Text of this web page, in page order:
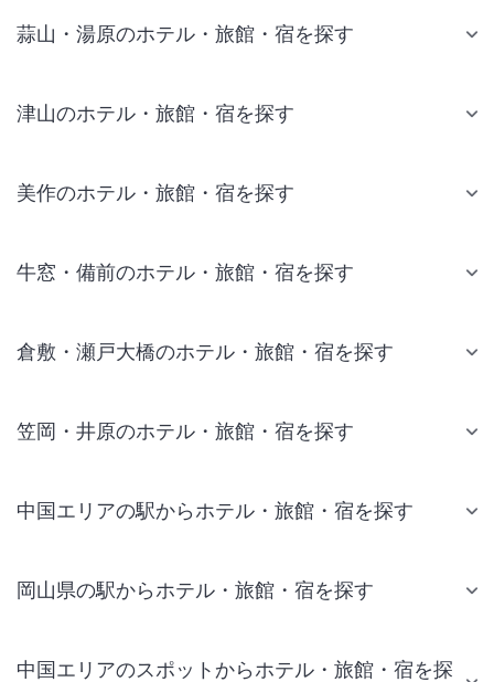
蒜山・湯原のホテル・旅館・宿を探す
津山のホテル・旅館・宿を探す
美作のホテル・旅館・宿を探す
牛窓・備前のホテル・旅館・宿を探す
倉敷・瀬戸大橋のホテル・旅館・宿を探す
笠岡・井原のホテル・旅館・宿を探す
中国エリアの駅からホテル・旅館・宿を探す
岡山県の駅からホテル・旅館・宿を探す
中国エリアのスポットからホテル・旅館・宿を探